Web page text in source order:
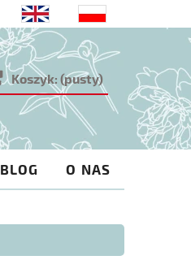
Koszyk: (pusty)
O NAS
BLOG